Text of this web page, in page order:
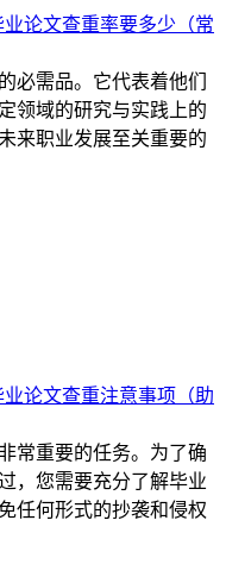
业论文查重率要多少（常
必需品。它代表着他们
领域的研究与实践上的
来职业发展至关重要的
业论文查重注意事项（助
常重要的任务。为了确
，您需要充分了解毕业
任何形式的抄袭和侵权